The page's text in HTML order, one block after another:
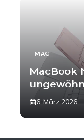
MAC
MacBook
6. März 2026